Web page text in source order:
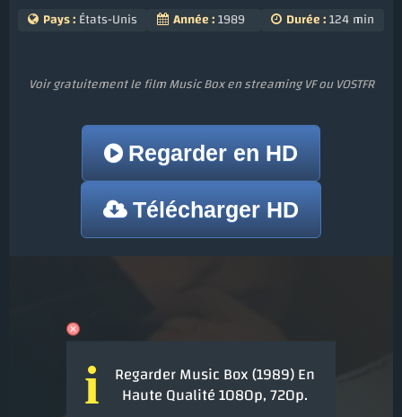
Pays :États-Unis Année :1989 Durée :124 min
Voir gratuitement le film Music Box en streaming VF ou VOSTFR
Regarder en HD
Télécharger HD
i Regarder Music Box (1989) En
Haute Qualité 1080p, 720p.